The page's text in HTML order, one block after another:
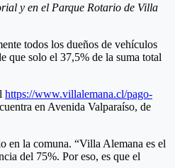
y en el Parque Rotario de Villa
todos los dueños de vehículos
que solo el 37,5% de la suma total
https://www.villalemana.cl/pago-
en Avenida Valparaíso, de
en la comuna. “Villa Alemana es el
del 75%. Por eso, es que el